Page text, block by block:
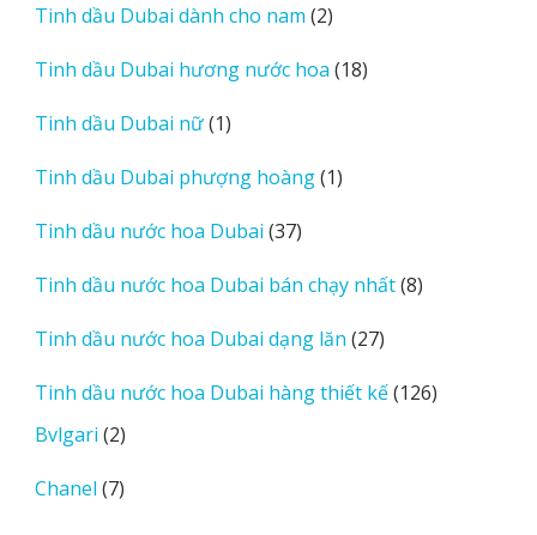
phẩm
Tinh dầu Dubai dành cho nam 22
phẩm
Tinh dầu Dubai hương nước hoa 1818
Tinh dầu Dubai nữ 11
phẩm
Tinh dầu Dubai phượng hoàng 11
Tinh dầu nước hoa Dubai 3737
phẩm
Tinh dầu nước hoa Dubai bán chạy nhất 88
Tinh dầu nước hoa Dubai dạng lăn 2727
phẩm
Tinh dầu nước hoa Dubai hàng thiết kế 126126
Bvlgari 22
phẩm
Chanel 77